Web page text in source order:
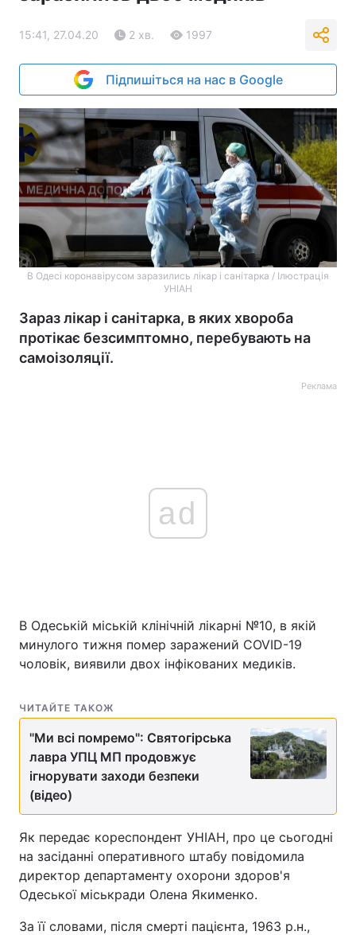
15:41, 27.04.20 2 хв. 1997
Підпишіться на нас в Google
В Одесі коронавірусом заразились лікар і санітарка / Ілюстрація
УНІАН
Зараз лікар і санітарка, в яких хвороба
протікає безсимптомно, перебувають на
самоізоляції.
Реклама
ad
В Одеській міській клінічній лікарні №10, в якій
минулого тижня помер заражений COVID-19
чоловік, виявили двох інфікованих медиків.
ЧИТАЙТЕ ТАКОЖ
"Ми всі помремо": Святогірська
лавра УПЦ МП продовжує
ігнорувати заходи безпеки
(відео)
Як передає кореспондент УНІАН, про це сьогодні
на засіданні оперативного штабу повідомила
директор департаменту охорони здоров'я
Одеської міськради Олена Якименко.
За її словами, після смерті пацієнта, 1963 р.н.,